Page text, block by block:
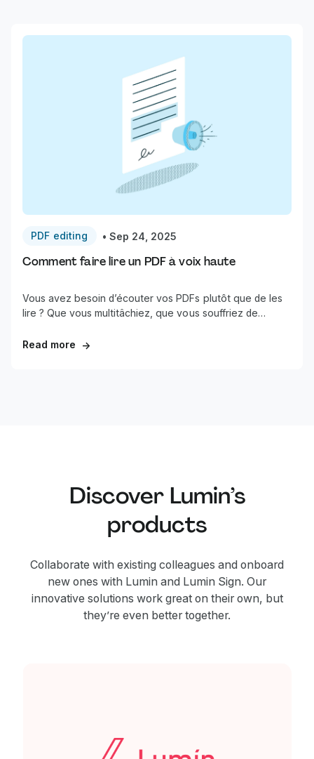
PDF editing • Sep 24, 2025
Comment faire lire un PDF à voix haute
Vous avez besoin d’écouter vos PDFs plutôt que de les
lire ? Que vous multitâchiez, que vous souffriez de
l’audio, voici des méthodes efficaces pour faire parler
Read more →
Discover Lumin’s
products
Collaborate with existing colleagues and onboard
new ones with Lumin and Lumin Sign. Our
innovative solutions work great on their own, but
they’re even better together.